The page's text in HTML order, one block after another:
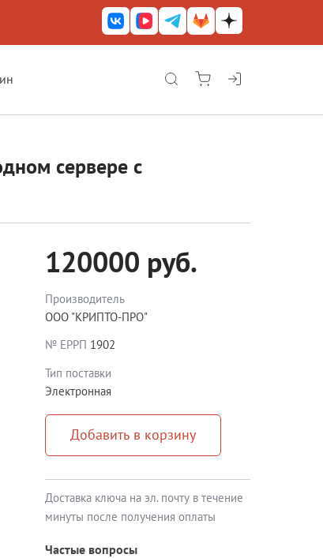
КриптоАРМ ГОСТ
КриптоАРМ Server
КриптоАРМ ID
КриптоАРМ для 1С-Битрикс
Документация
Получить КЭП
Полная версия сайта
сервере с
120000 руб.
Производитель
ООО "КРИПТО-ПРО"
№ ЕРРП 1902
Тип поставки
Электронная
Добавить в корзину
Доставка ключа на эл. почту в течение
минуты после получения оплаты
Частые вопросы